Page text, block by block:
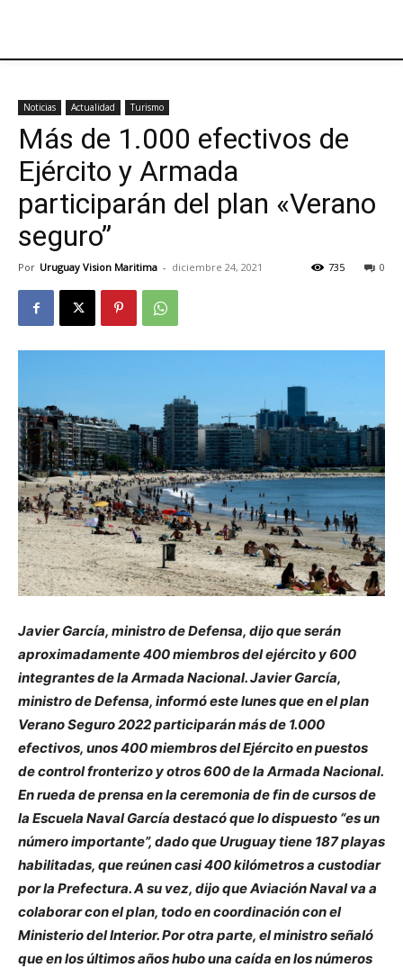
Noticias Actualidad Turismo
Más de 1.000 efectivos de
Ejército y Armada
participarán del plan «Verano
seguro”
Por Uruguay Vision Maritima - diciembre 24, 2021 0
735
Javier García, ministro de Defensa, dijo que serán
aproximadamente 400 miembros del ejército y 600
integrantes de la Armada Nacional. Javier García,
ministro de Defensa, informó este lunes que en el plan
Verano Seguro 2022 participarán más de 1.000
efectivos, unos 400 miembros del Ejército en puestos
de control fronterizo y otros 600 de la Armada Nacional.
En rueda de prensa en la ceremonia de fin de cursos de
la Escuela Naval García destacó que lo dispuesto “es un
número importante”, dado que Uruguay tiene 187 playas
habilitadas, que reúnen casi 400 kilómetros a custodiar
por la Prefectura. A su vez, dijo que Aviación Naval va a
colaborar con el plan, todo en coordinación con el
Ministerio del Interior. Por otra parte, el ministro señaló
que en los últimos años hubo una caída en los números